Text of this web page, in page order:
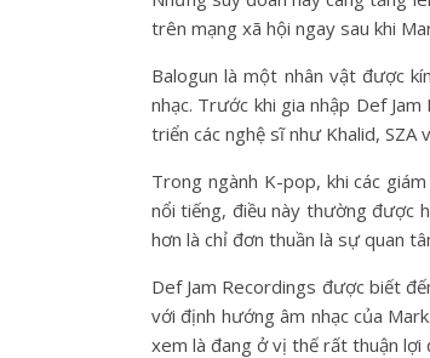
trên mạng xã hội ngay sau khi
Balogun là một nhân vật được
nhạc. Trước khi gia nhập Def
triển các nghệ sĩ như Khalid, SZA
Trong ngành K-pop, khi các
nổi tiếng, điều này thường được
hơn là chỉ đơn thuần là sự quan
Def Jam Recordings được biết
với định hướng âm nhạc của
xem là đang ở vị thế rất thuận